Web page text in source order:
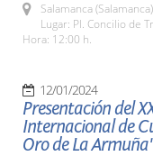
Salamanca (Salamanca)
Lugar: Pl. Concilio de
Hora: 12:00 h.
12/01/2024
Presentación del
Internacional de
Oro de La